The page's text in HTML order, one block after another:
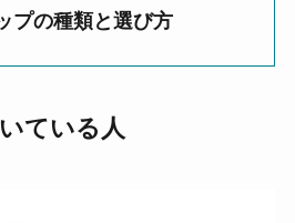
プの種類と選び方
ている人